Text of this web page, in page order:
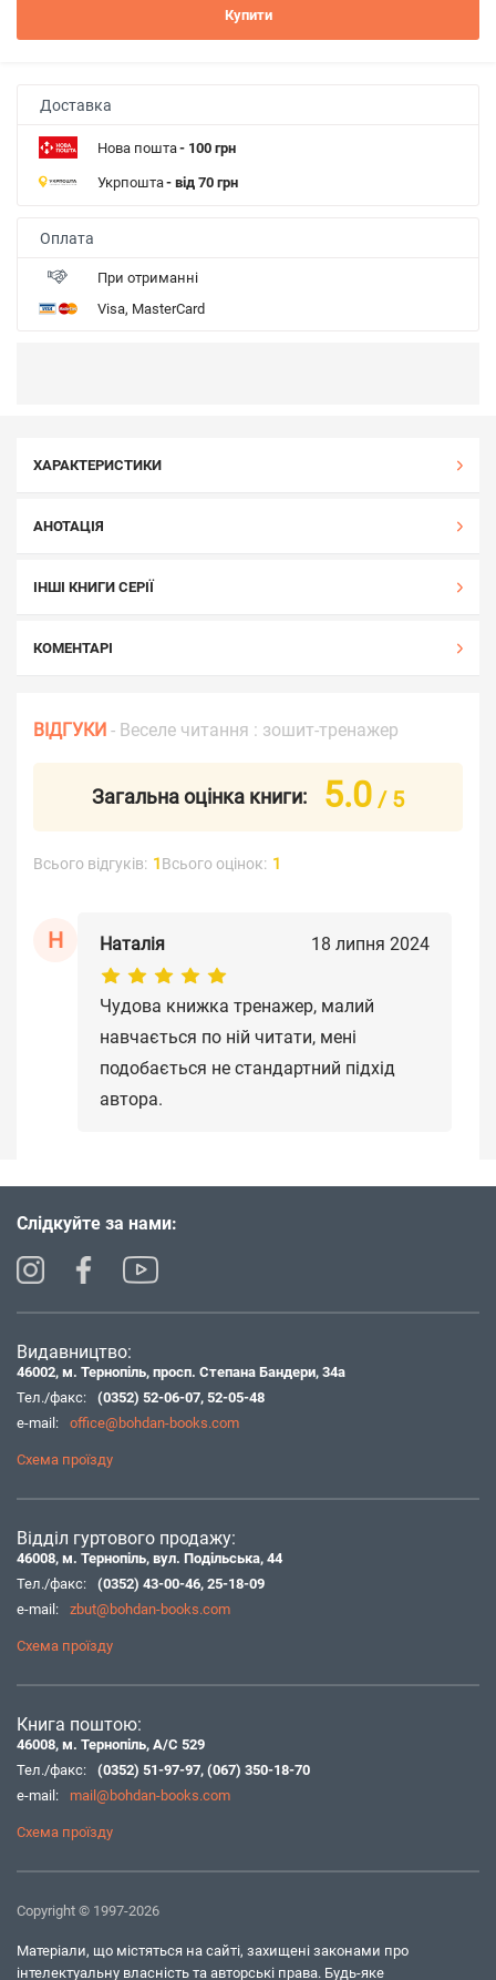
Купити
Доставка
Нова пошта- 100 грн
Укрпошта- від 70 грн
Оплата
При отриманні
Visa, MasterCard
ХАРАКТЕРИСТИКИ
АНОТАЦІЯ
ІНШІ КНИГИ СЕРІЇ
КОМЕНТАРІ
ВІДГУКИ - Веселе читання : зошит-тренажер
Загальна оцінка книги: 5.0 / 5
Всього відгуків: 1Всього оцінок: 1
Н Наталія 18 липня 2024
Чудова книжка тренажер, малий
навчається по ній читати, мені
подобається не стандартний підхід
автора.
Слідкуйте за нами:
Видавництво:
46002, м. Тернопіль, просп. Степана Бандери, 34а
Тел./факс:
(0352) 52-06-07, 52-05-48
e-mail:
office@bohdan-books.com
Схема проїзду
Відділ гуртового продажу:
46008, м. Тернопіль, вул. Подільська, 44
Тел./факс:
(0352) 43-00-46, 25-18-09
e-mail:
zbut@bohdan-books.com
Схема проїзду
Книга поштою:
46008, м. Тернопіль, А/С 529
Тел./факс:
(0352) 51-97-97, (067) 350-18-70
e-mail:
mail@bohdan-books.com
Схема проїзду
Copyright © 1997-2026
Матеріали, що містяться на сайті, захищені законами про
інтелектуальну власність та авторські права. Будь-яке